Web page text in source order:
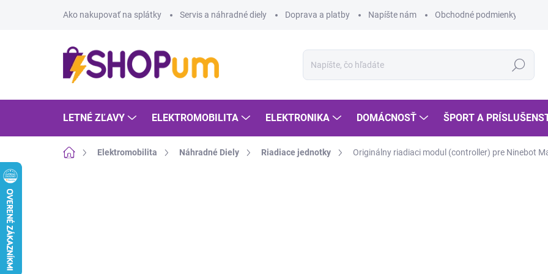
Ako nakupovať na splátky Servis a náhradné diely Doprava a platby Napíšte nám Obchodné podmienky
Hľadať
LETNÉ ZĽAVY ELEKTROMOBILITA ELEKTRONIKA DOMÁCNOSŤ ŠPORT A
DomovElektromobilita Náhradné Diely Riadiace jednotky Originálny riadiaci modul (controller) pre Ninebot